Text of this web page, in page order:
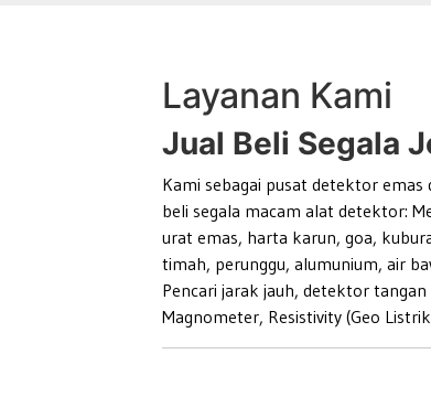
Layanan Kami
Jual Beli Segala
Kami sebagai pusat detektor
beli segala macam alat detektor:
urat emas, harta karun, goa,
timah, perunggu, alumunium, air
Pencari jarak jauh, detektor
Magnometer, Resistivity (Geo